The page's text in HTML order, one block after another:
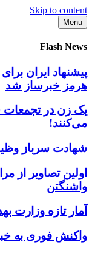
Skip to content
Menu
Flash News
پیشنهاد ایران
هرمز خبرساز شد
یک زن در تجمعات
می‌کنند!
شهادت سرباز
اولین تصاویر از
واشنگتن
آمار تازه وزارت
واکنش فوری به